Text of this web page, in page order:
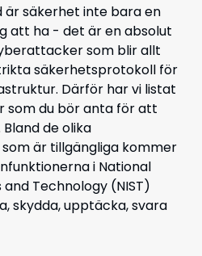
är säkerhet inte bara en
att ha - det är en absolut
som blir allt
säkerhetsprotokoll för
Därför har vi listat
som du bör anta för att
de olika
är tillgängliga kommer
i National
Technology (NIST)
skydda, upptäcka, svara